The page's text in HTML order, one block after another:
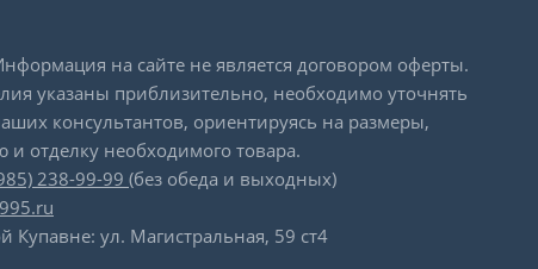
на сайте не является договором оферты.
указаны приблизительно, необходимо уточнять
консультантов, ориентируясь на размеры,
и отделку необходимого товара.
238-99-99 (без обеда и выходных)
Купавне: ул. Магистральная, 59 ст4